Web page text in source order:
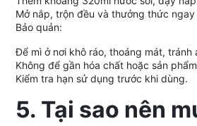
Mở nắp, trộn đều và thưởng thức
Bảo quản:
Để mì ở nơi khô ráo, thoáng mát, tránh
Không để gần hóa chất hoặc sản
Kiểm tra hạn sử dụng trước khi dùng.
5. Tại sao nên